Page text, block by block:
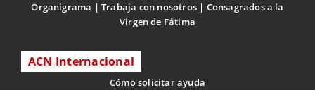
Organigrama
Trabaja con nosotros
Consagrados a la
Virgen de Fátima
ACN Internacional
Cómo solicitar ayuda